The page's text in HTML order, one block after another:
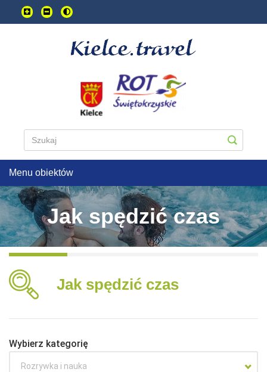
Przejdź
do
Menu obiektów
Jak spędzić czas
Jak spędzić czas
Wybierz kategorię
Rozrywka i nauka